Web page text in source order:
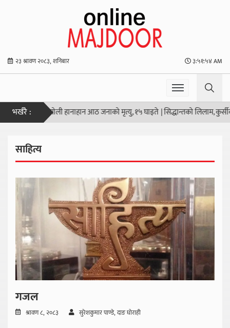
२३ श्रावण २०८३, शनिबार ३:५१:५५ AM
भर्खरै :
स्कूलमा गोली हानाहान आठ जनाको मृत्यु, १५ घाइते |सिद्धान्तको लिलाम, कुर्सीको
साहित्य
गजल
श्रावण ८, २०८३ सुरेशकुमार पाण्डे, दाङ घोराही